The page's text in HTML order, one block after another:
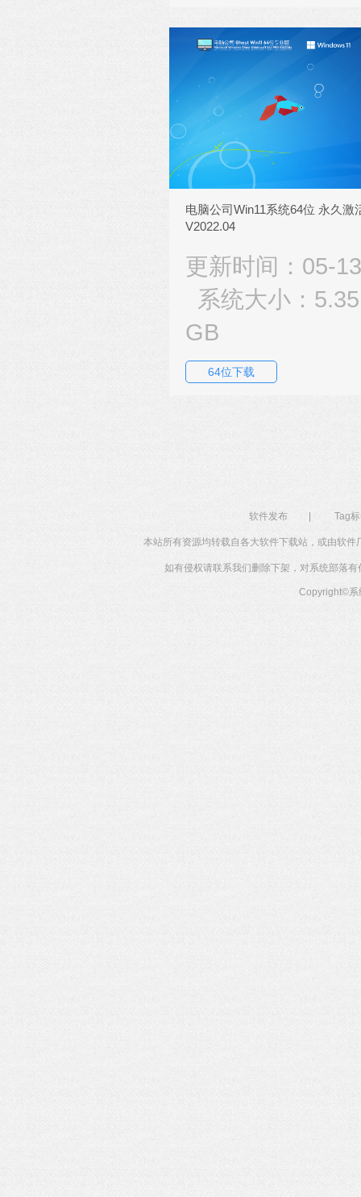
电脑公司Win11系统64位 永久激
V2022.04
更新时间：05-13
系统大小：5.35
GB
64位下载
软件发布 Tag
本站所有资源均转载自各大软件下载站，或由软
如有侵权请联系我们删除下架，对系统部落
Copyright©系